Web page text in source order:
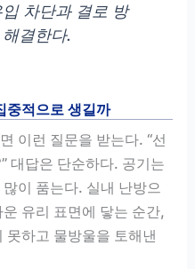
차단과 결로 방
결한다.
중적으로 생길까
이런 질문을 받는다. “선
대답은 단순하다. 공기는
이 품는다. 실내 난방으
유리 표면에 닿는 순간,
못하고 물방울을 토해낸